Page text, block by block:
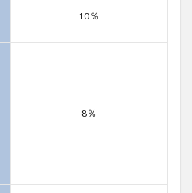
10％
8％